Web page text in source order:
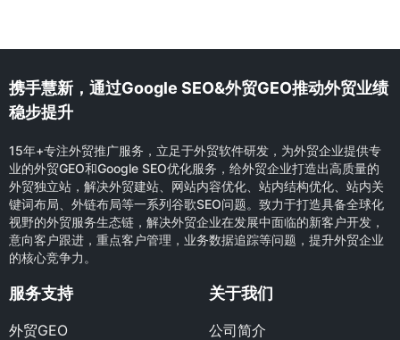
携手慧新，通过Google SEO&外贸GEO推动外贸业绩
稳步提升
15年+专注外贸推广服务，立足于外贸软件研发，为外贸企业提供专
业的外贸GEO和Google SEO优化服务，给外贸企业打造出高质量的
外贸独立站，解决外贸建站、网站内容优化、站内结构优化、站内关
键词布局、外链布局等一系列谷歌SEO问题。致力于打造具备全球化
视野的外贸服务生态链，解决外贸企业在发展中面临的新客户开发，
意向客户跟进，重点客户管理，业务数据追踪等问题，提升外贸企业
的核心竞争力。
服务支持
外贸GEO
关于我们
公司简介